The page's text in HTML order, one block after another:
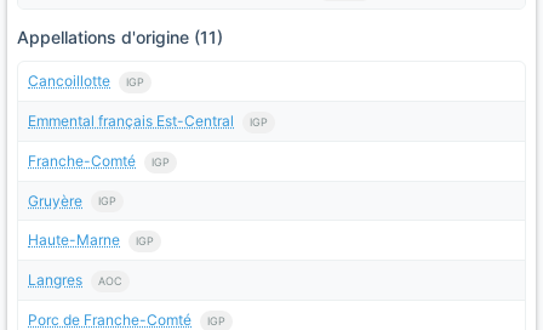
Appellations d'origine (11)
Cancoillotte IGP
Emmental français Est-Central IGP
Franche-Comté IGP
Gruyère IGP
Haute-Marne IGP
Langres AOC
Porc de Franche-Comté IGP